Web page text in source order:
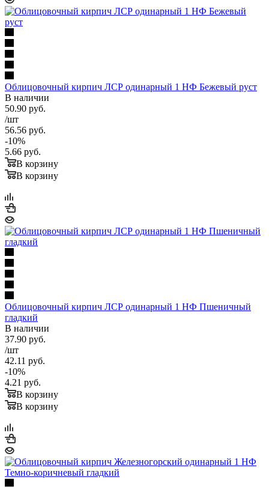
Облицовочный кирпич ЛСР одинарный 1 НФ Бежевый руст
В наличии
50.90 руб.
/шт
56.56 руб.
-10%
5.66 руб.
В корзину
В корзину
Облицовочный кирпич ЛСР одинарный 1 НФ Пшеничный
гладкий
В наличии
37.90 руб.
/шт
42.11 руб.
-10%
4.21 руб.
В корзину
В корзину